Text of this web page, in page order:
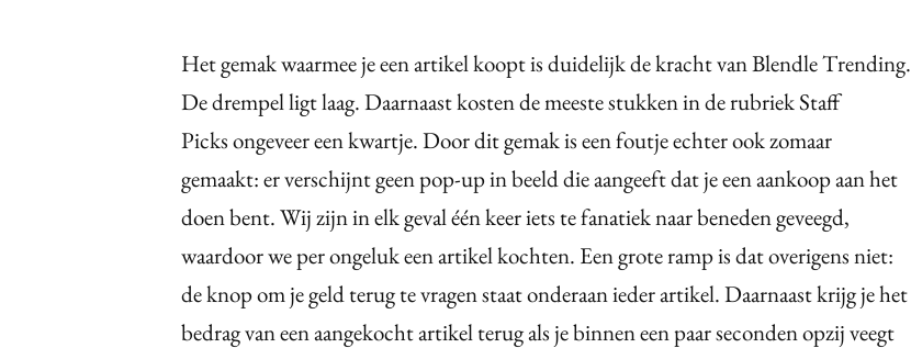
Het gemak waarmee je een artikel koopt is duidelijk de kracht van Blendle Trending.
De drempel ligt laag. Daarnaast kosten de meeste stukken in de rubriek Staff
Picks ongeveer een kwartje. Door dit gemak is een foutje echter ook zomaar
gemaakt: er verschijnt geen pop-up in beeld die aangeeft dat je een aankoop aan het
doen bent. Wij zijn in elk geval één keer iets te fanatiek naar beneden geveegd,
waardoor we per ongeluk een artikel kochten. Een grote ramp is dat overigens niet:
de knop om je geld terug te vragen staat onderaan ieder artikel. Daarnaast krijg je het
bedrag van een aangekocht artikel terug als je binnen een paar seconden opzij veegt